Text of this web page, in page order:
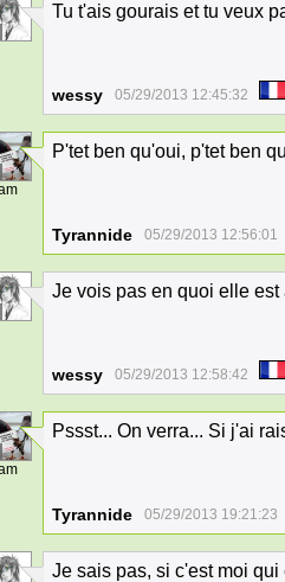
Tu t'ais gourais et tu veux
wessy 05/29/2013 12:45:32
P'tet ben qu'oui, p'tet ben
Tyrannide 05/29/2013 12:56:01
Je vois pas en quoi elle
wessy 05/29/2013 12:58:42
Pssst... On verra... Si j'ai
Tyrannide 05/29/2013 19:21:23
Je sais pas, si c'est moi